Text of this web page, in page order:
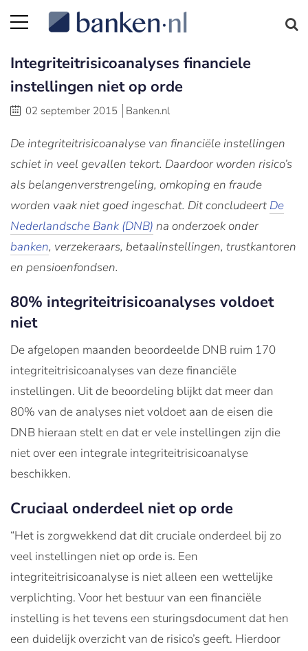
Integriteitrisicoanalyses financiele
instellingen niet op orde
02 september 2015 Banken.nl
De integriteitrisicoanalyse van financiële instellingen
schiet in veel gevallen tekort. Daardoor worden risico’s
als belangenverstrengeling, omkoping en fraude
worden vaak niet goed ingeschat. Dit concludeert De
Nederlandsche Bank (DNB) na onderzoek onder
banken, verzekeraars, betaalinstellingen, trustkantoren
en pensioenfondsen.
80% integriteitrisicoanalyses voldoet
niet
De afgelopen maanden beoordeelde DNB ruim 170
integriteitrisicoanalyses van deze financiële
instellingen. Uit de beoordeling blijkt dat meer dan
80% van de analyses niet voldoet aan de eisen die
DNB hieraan stelt en dat er vele instellingen zijn die
niet over een integrale integriteitrisicoanalyse
beschikken.
Cruciaal onderdeel niet op orde
“Het is zorgwekkend dat dit cruciale onderdeel bij zo
veel instellingen niet op orde is. Een
integriteitrisicoanalyse is niet alleen een wettelijke
verplichting. Voor het bestuur van een financiële
instelling is het tevens een sturingsdocument dat hen
een duidelijk overzicht van de risico’s geeft. Hierdoor